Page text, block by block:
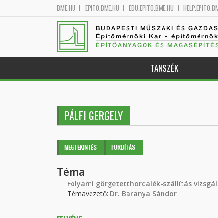
BME.HU EPITO.BME.HU EDU.EPITO.BME.HU
BUDAPESTI MŰSZAKI ÉS
Építőmérnöki Kar -
ÉPÍTŐANYAGOK ÉS
TANSZÉK
PÁLFI GERGELY
Elsődleges fülek
MEGTEKINTÉS (AKTÍVFORDÍTÁS
Téma
Folyami görgetetthordalék-szállítás
Témavezető: Dr. Baranya Sándor